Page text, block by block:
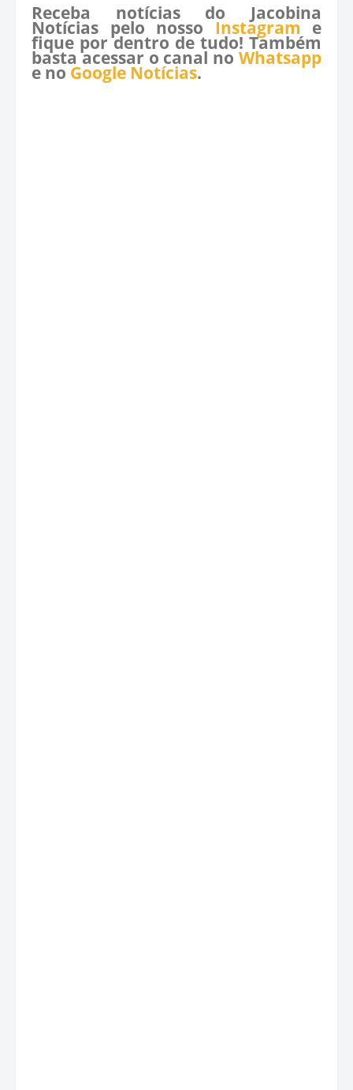
Receba notícias do Jacobina
Notícias pelo nosso Instagram e
fique por dentro de tudo! Também
basta acessar o canal no Whatsapp
e no Google Notícias.